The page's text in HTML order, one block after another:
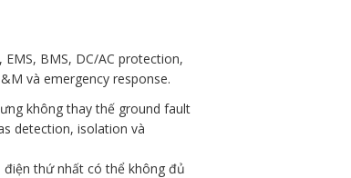
BMS, DC/AC protection,
và emergency response.
không thay thế ground fault
detection, isolation và
thứ nhất có thể không đủ